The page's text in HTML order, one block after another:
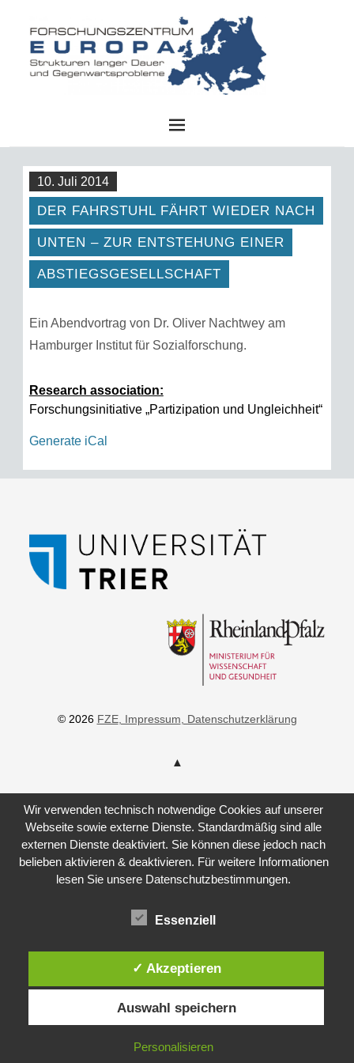
10. Juli 2014
DER FAHRSTUHL FÄHRT WIEDER NACH
UNTEN – ZUR ENTSTEHUNG EINER
ABSTIEGSGESELLSCHAFT
Ein Abendvortrag von Dr. Oliver Nachtwey am
Hamburger Institut für Sozialforschung.
Research association:
Forschungsinitiative „Partizipation und Ungleichheit“
Generate iCal
© 2026 FZE, Impressum , Datenschutzerklärung
Wir verwenden technisch notwendige Cookies auf unserer
Webseite sowie externe Dienste. Standardmäßig sind alle
externen Dienste deaktiviert. Sie können diese jedoch nach
belieben aktivieren & deaktivieren. Für weitere Informationen
lesen Sie unsere Datenschutzbestimmungen.
Essenziell
✓ Akzeptieren
Auswahl speichern
Personalisieren